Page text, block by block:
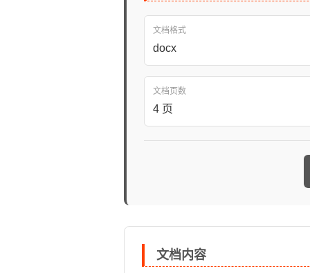
文档格式
docx
文档页数
4 页
文档内容